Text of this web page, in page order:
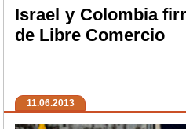
Israel y Colombia
de Libre Comercio
11.06.2013